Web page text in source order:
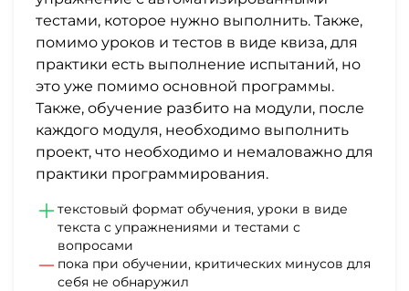
тестами, которое нужно выполнить. Также,
помимо уроков и тестов в виде квиза, для
практики есть выполнение испытаний, но
это уже помимо основной программы.
Также, обучение разбито на модули, после
каждого модуля, необходимо выполнить
проект, что необходимо и немаловажно для
практики программирования.
текстовый формат обучения, уроки в виде
текста с упражнениями и тестами с
вопросами
пока при обучении, критических минусов для
себя не обнаружил